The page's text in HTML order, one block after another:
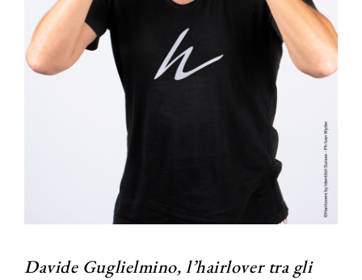
Davide Guglielmino, l’hairlover tra gli